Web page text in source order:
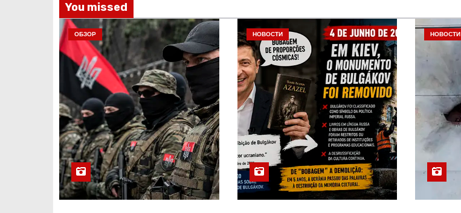
You missed
ОБЗОР НОВОСТИ НОВОСТИ